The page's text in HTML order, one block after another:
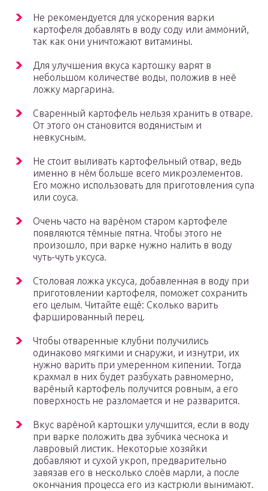
Не рекомендуется для ускорения варки
картофеля добавлять в воду соду или аммоний,
так как они уничтожают витамины.
Для улучшения вкуса картошку варят в
небольшом количестве воды, положив в неё
ложку маргарина.
Сваренный картофель нельзя хранить в отваре.
От этого он становится водянистым и
невкусным.
Не стоит выливать картофельный отвар, ведь
именно в нём больше всего микроэлементов.
Его можно использовать для приготовления супа
или соуса.
Очень часто на варёном старом картофеле
появляются тёмные пятна. Чтобы этого не
произошло, при варке нужно налить в воду
чуть-чуть уксуса.
Столовая ложка уксуса, добавленная в воду при
приготовлении картофеля, поможет сохранить
его целым. Читайте ещё: Сколько варить
фаршированный перец.
Чтобы отваренные клубни получились
одинаково мягкими и снаружи, и изнутри, их
нужно варить при умеренном кипении. Тогда
крахмал в них будет разбухать равномерно,
варёный картофель получится ровным, а его
поверхность не разломается и не разварится.
Вкус варёной картошки улучшится, если в воду
при варке положить два зубчика чеснока и
лавровый листик. Некоторые хозяйки
добавляют и сухой укроп, предварительно
завязав его в несколько слоёв марли, а после
окончания процесса его из кастрюли вынимают.